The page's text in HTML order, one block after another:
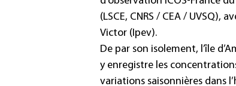
(LSCE, CNRS / CEA / UVSQ),
Victor (Ipev).
De par son isolement, l’île
y enregistre les
variations saisonnières dans